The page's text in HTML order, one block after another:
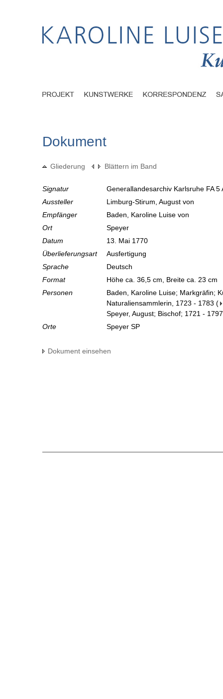
Dokument
Gliederung Blättern im Band
Signatur
Generallandesarchiv Karlsruhe FA
Aussteller
Limburg-Stirum, August von
Empfänger
Baden, Karoline Luise von
Ort
Speyer
Datum
13. Mai 1770
Überlieferungsart
Ausfertigung
Sprache
Deutsch
Format
Höhe ca. 36,5 cm, Breite ca. 23 cm
Personen
Baden, Karoline Luise; Markgräfin;
Naturaliensammlerin, 1723 - 1783 (
Speyer, August; Bischof; 1721 - 1797
Orte
Speyer SP
Dokument einsehen